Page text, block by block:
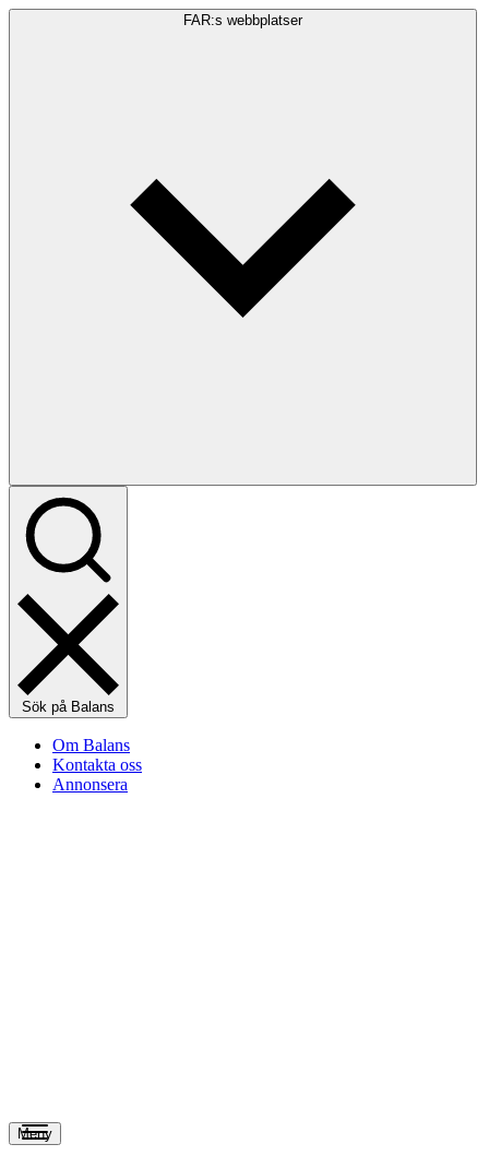
FAR:s webbplatser
Sök på Balans
Om Balans
Kontakta oss
Annonsera
Meny